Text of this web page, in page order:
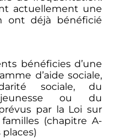
actuellement une
ont déjà bénéficié
bénéficies d’une
d’aide sociale,
sociale, du
jeunesse ou du
par la Loi sur
(chapitre A-
places)